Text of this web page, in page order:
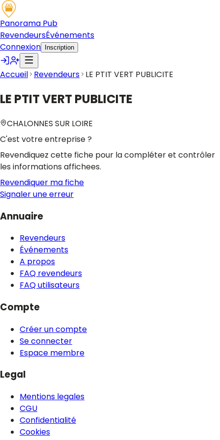
Panorama Pub
RevendeursÉvénements
Connexion
Inscription
Accueil Revendeurs LE PTIT VERT PUBLICITE
LE PTIT VERT PUBLICITE
CHALONNES SUR LOIRE
C'est votre entreprise ?
Revendiquez cette fiche pour la compléter et contrôler
les informations affichees.
Revendiquer ma fiche
Signaler une erreur
Annuaire
Revendeurs
Événements
A propos
FAQ revendeurs
FAQ utilisateurs
Compte
Créer un compte
Se connecter
Espace membre
Legal
Mentions legales
CGU
Confidentialité
Cookies